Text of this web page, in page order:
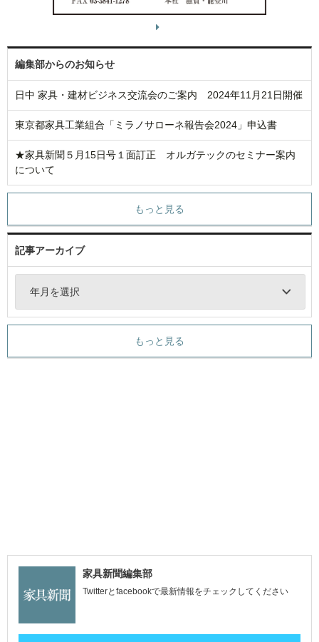
編集部からのお知らせ
日中 家具・建材ビジネス交流会のご案内 2024年11月21日開催
東京都家具工業組合「ミラノサローネ報告会2024」申込書
★家具新聞５月15日号１面訂正 オルガテックのセミナー案内
について
もっと見る
記事アーカイブ
年月を選択
もっと見る
家具新聞編集部
Twitterとfacebookで最新情報をチェックしてください